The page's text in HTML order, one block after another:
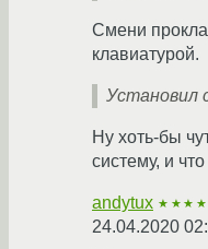
Смени
клавиатурой.
Установил
Ну хоть-бы
систему, и
andytux
24.04.2020